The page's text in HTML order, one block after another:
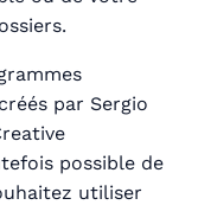
par Sergio
possible de
utiliser